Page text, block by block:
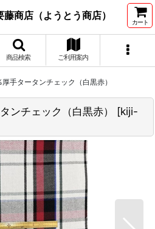
商店（ようとう商店）
カート
商品検索 ご利用案内
手タータンチェック（白黒赤）
ンチェック（白黒赤） [kiji-